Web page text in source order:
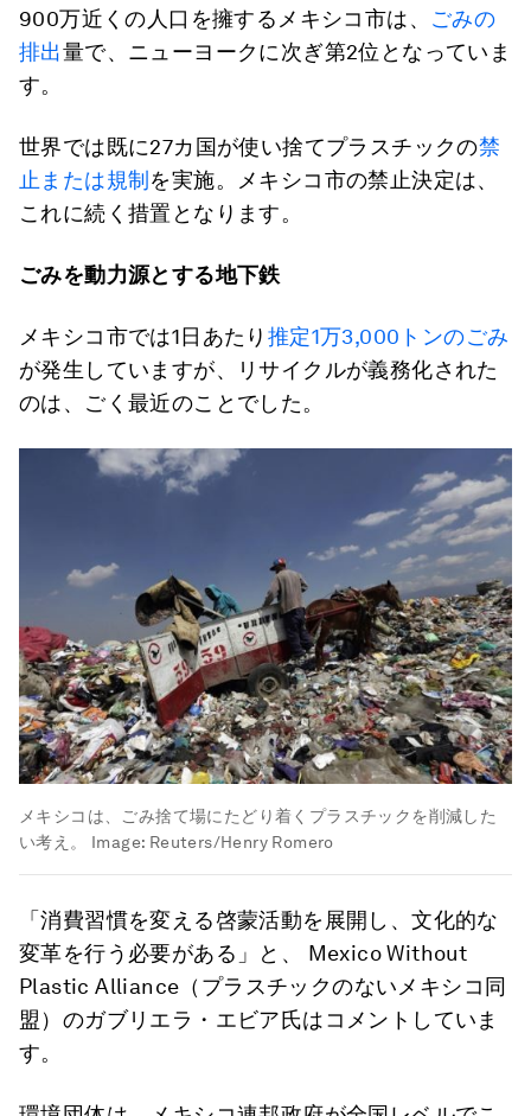
900万近くの人口を擁するメキシコ市は、 ごみの
排出量で、ニューヨークに次ぎ第2位となっていま
す。
世界では既に27カ国が使い捨てプラスチックの禁
止または規制 を実施。メキシコ市の禁止決定は、
これに続く措置となります。
ごみを動力源とする地下鉄
メキシコ市では1日あたり 推定1万3,000トンのごみ
が発生していますが、リサイクルが義務化された
のは、ごく最近のことでした。
メキシコは、ごみ捨て場にたどり着くプラスチックを削減した
い考え。
Image: Reuters/Henry Romero
「消費習慣を変える啓蒙活動を展開し、文化的な
変革を行う必要がある」と、 Mexico Without
Plastic Alliance（プラスチックのないメキシコ同
盟）のガブリエラ・エビア氏はコメントしていま
す。